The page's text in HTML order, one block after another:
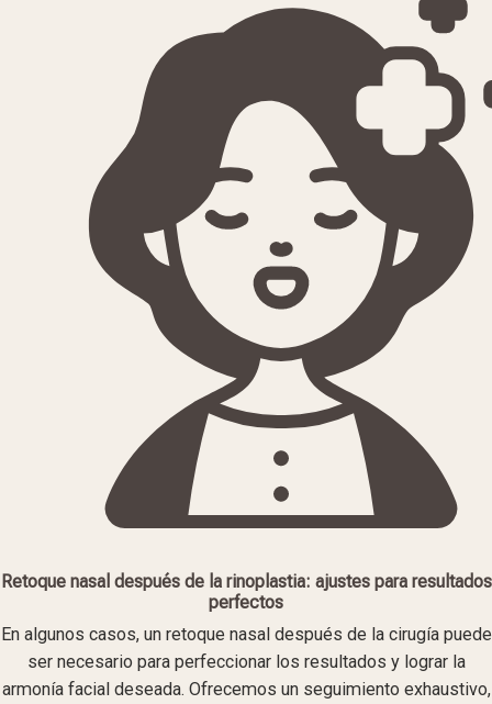
Retoque nasal después de la rinoplastia: ajustes para resultados
perfectos
En algunos casos, un retoque nasal después de la cirugía puede
ser necesario para perfeccionar los resultados y lograr la
armonía facial deseada. Ofrecemos un seguimiento exhaustivo,